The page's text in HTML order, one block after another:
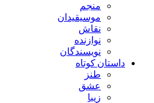
منجم
موسیقیدان
نقاش
نوازنده
نویسندگان
داستان کوتاه
طنز
عشق
زیبا